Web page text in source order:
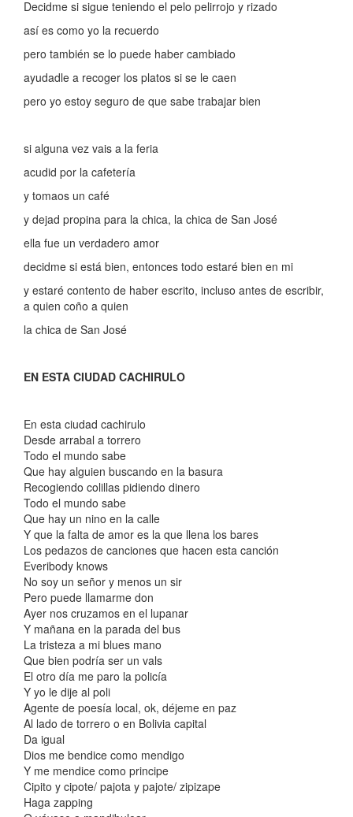
Decidme si sigue teniendo el pelo pelirrojo y rizado
así es como yo la recuerdo
pero también se lo puede haber cambiado
ayudadle a recoger los platos si se le caen
pero yo estoy seguro de que sabe trabajar bien
si alguna vez vais a la feria
acudid por la cafetería
y tomaos un café
y dejad propina para la chica, la chica de San José
ella fue un verdadero amor
decidme si está bien, entonces todo estaré bien en mi
y estaré contento de haber escrito, incluso antes de escribir,
a quien coño a quien
la chica de San José
EN ESTA CIUDAD CACHIRULO
En esta ciudad cachirulo
Desde arrabal a torrero
Todo el mundo sabe
Que hay alguien buscando en la basura
Recogiendo colillas pidiendo dinero
Todo el mundo sabe
Que hay un nino en la calle
Y que la falta de amor es la que llena los bares
Los pedazos de canciones que hacen esta canción
Everibody knows
No soy un señor y menos un sir
Pero puede llamarme don
Ayer nos cruzamos en el lupanar
Y mañana en la parada del bus
La tristeza a mi blues mano
Que bien podría ser un vals
El otro día me paro la policía
Y yo le dije al poli
Agente de poesía local, ok, déjeme en paz
Al lado de torrero o en Bolivia capital
Da igual
Dios me bendice como mendigo
Y me mendice como principe
Cipito y cipote/ pajota y pajote/ zipizape
Haga zapping